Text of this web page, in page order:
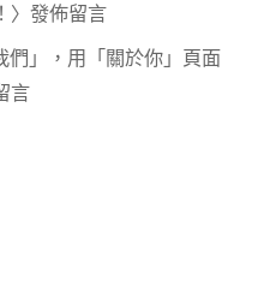
〉發佈留言
們」，用「關於你」頁面
言